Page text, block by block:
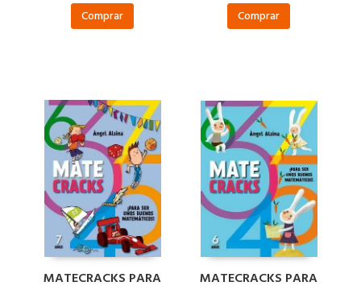
Comprar Comprar
MATECRACKS PARA
MATECRACKS PARA